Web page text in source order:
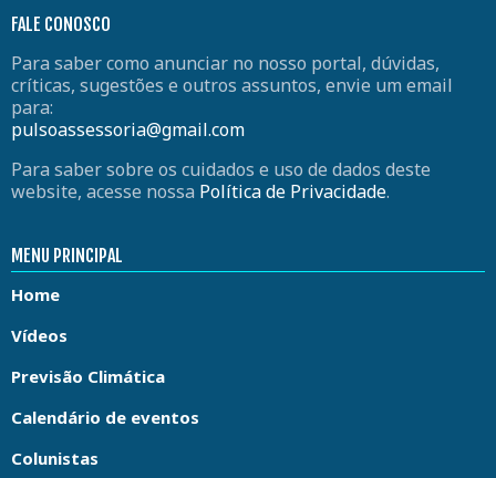
FALE CONOSCO
Para saber como anunciar no nosso portal, dúvidas,
críticas, sugestões e outros assuntos, envie um email
para:
pulsoassessoria@gmail.com
Para saber sobre os cuidados e uso de dados deste
website, acesse nossa Política de Privacidade.
MENU PRINCIPAL
Home
Vídeos
Previsão Climática
Calendário de eventos
Colunistas